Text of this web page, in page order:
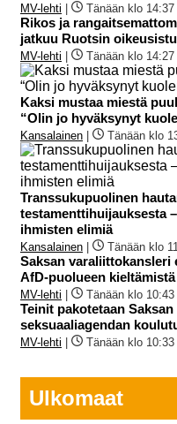
MV-lehti Tänään klo 14:37
Rikos ja
jatkuu Ruotsin
MV-lehti Tänään klo 14:27
Kaksi mustaa miestä
“Olin jo hyväksynyt
Kansalainen Tänään klo
Transsukupuolinen
testamenttihuijauksesta
ihmisten elimiä
Kansalainen Tänään klo
Saksan varaliittokansleri
AfD-puolueen kieltämistä
MV-lehti Tänään klo 10:43
Teinit pakotetaan
seksuaaliagendan
MV-lehti Tänään klo 10:33
Ulkomaat